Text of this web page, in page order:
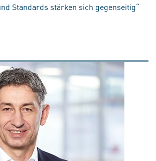
Standards stärken sich gegenseitig“